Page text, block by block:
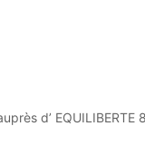
d’ EQUILIBERTE